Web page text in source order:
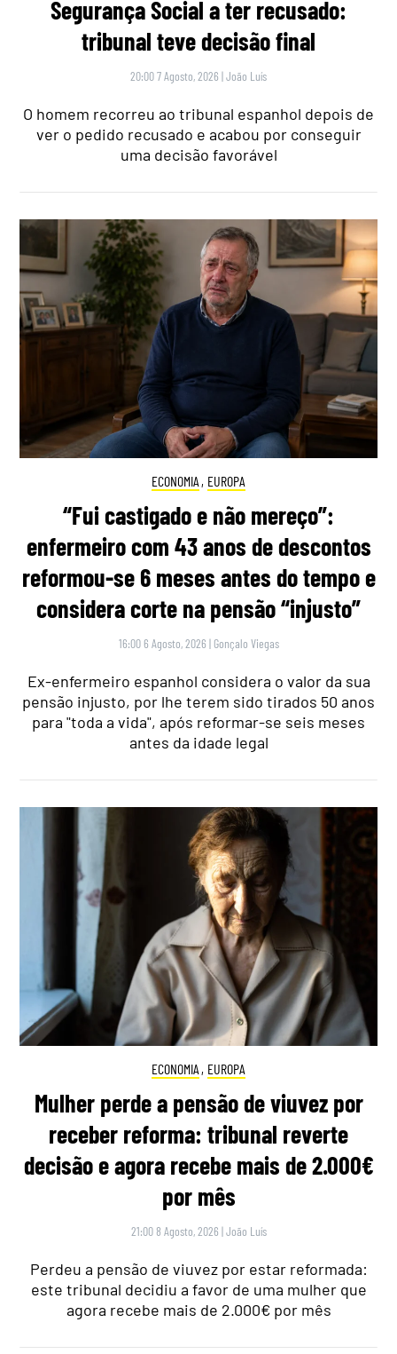
Segurança Social a ter recusado:
tribunal teve decisão final
20:00 7 Agosto, 2026 |João Luís
O homem recorreu ao tribunal espanhol depois de
ver o pedido recusado e acabou por conseguir
uma decisão favorável
ECONOMIA , EUROPA
“Fui castigado e não mereço”:
enfermeiro com 43 anos de descontos
reformou-se 6 meses antes do tempo e
considera corte na pensão “injusto”
16:00 6 Agosto, 2026 | Gonçalo Viegas
Ex-enfermeiro espanhol considera o valor da sua
pensão injusto, por lhe terem sido tirados 50 anos
para "toda a vida", após reformar-se seis meses
antes da idade legal
ECONOMIA , EUROPA
Mulher perde a pensão de viuvez por
receber reforma: tribunal reverte
decisão e agora recebe mais de 2.000€
por mês
21:00 8 Agosto, 2026 |João Luís
Perdeu a pensão de viuvez por estar reformada:
este tribunal decidiu a favor de uma mulher que
agora recebe mais de 2.000€ por mês